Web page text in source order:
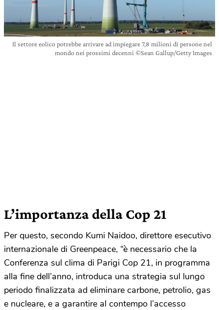
Il settore eolico potrebbe arrivare ad impiegare 7,8 milioni di persone nel
mondo nei prossimi decenni ©Sean Gallup/Getty Images
L’importanza della Cop 21
Per questo, secondo Kumi Naidoo, direttore esecutivo
internazionale di Greenpeace, “è necessario che la
Conferenza sul clima di Parigi Cop 21, in programma
alla fine dell’anno, introduca una strategia sul lungo
periodo finalizzata ad eliminare carbone, petrolio, gas
e nucleare, e a garantire al contempo l’accesso